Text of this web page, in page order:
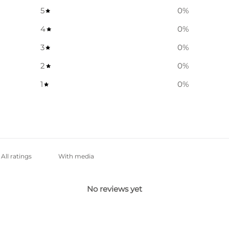
5 0%
4
0%
3
0%
2
0%
1
0%
With media
No reviews yet